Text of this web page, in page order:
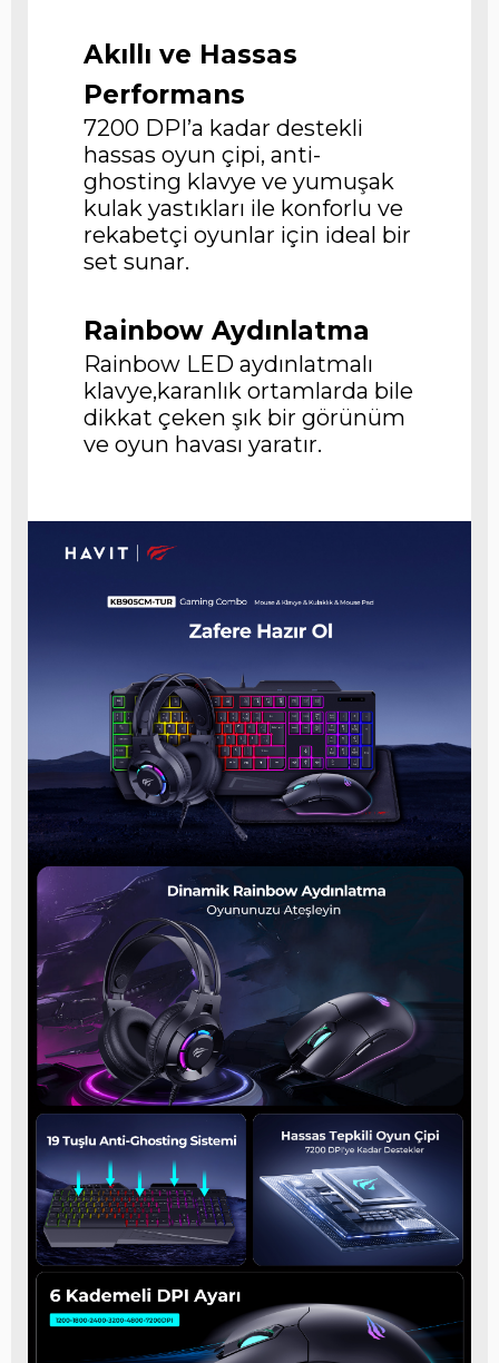
Akıllı ve Hassas
Performans
7200 DPI’a kadar destekli
hassas oyun çipi, anti-
ghosting klavye ve yumuşak
kulak yastıkları ile konforlu ve
rekabetçi oyunlar için ideal bir
set sunar.
Rainbow Aydınlatma
Rainbow LED aydınlatmalı
klavye,karanlık ortamlarda bile
dikkat çeken şık bir görünüm
ve oyun havası yaratır.